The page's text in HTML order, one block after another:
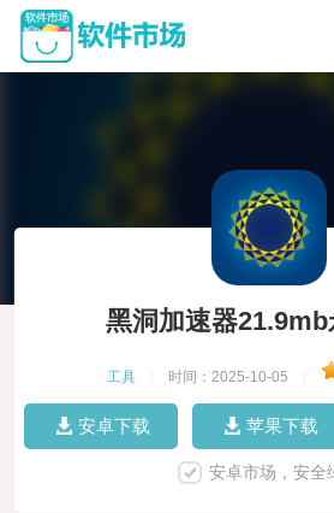
黑洞加速器
工具 时间：2025-10-05
安卓下载 苹果下载
安卓市场，安全